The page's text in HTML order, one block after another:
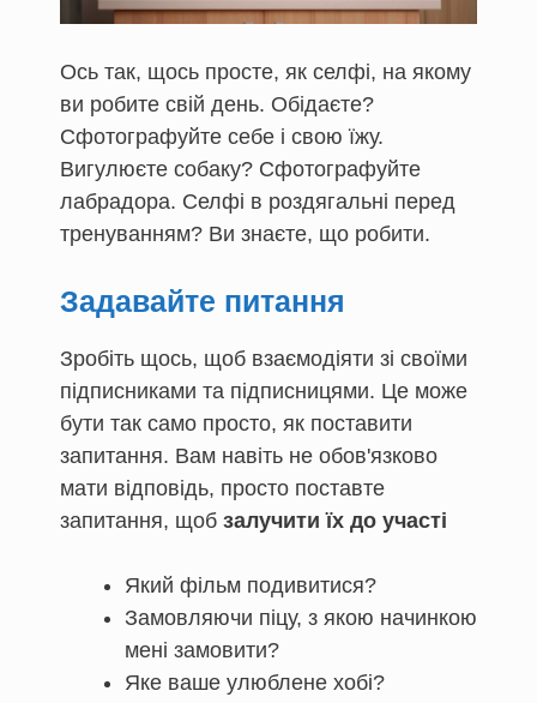
Ось так, щось просте, як селфі, на якому
ви робите свій день. Обідаєте?
Сфотографуйте себе і свою їжу.
Вигулюєте собаку? Сфотографуйте
лабрадора. Селфі в роздягальні перед
тренуванням? Ви знаєте, що робити.
Задавайте питання
Зробіть щось, щоб взаємодіяти зі своїми
підписниками та підписницями. Це може
бути так само просто, як поставити
запитання. Вам навіть не обов'язково
мати відповідь, просто поставте
запитання, щоб залучити їх до участі
Який фільм подивитися?
Замовляючи піцу, з якою начинкою
мені замовити?
Яке ваше улюблене хобі?